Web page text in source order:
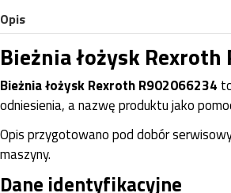
Opis
Bieżnia łożysk
Bieżnia łożysk Rexroth R902066234
odniesienia, a nazwę produktu jako
Opis przygotowano pod dobór
maszyny.
Dane identyfikacyjne